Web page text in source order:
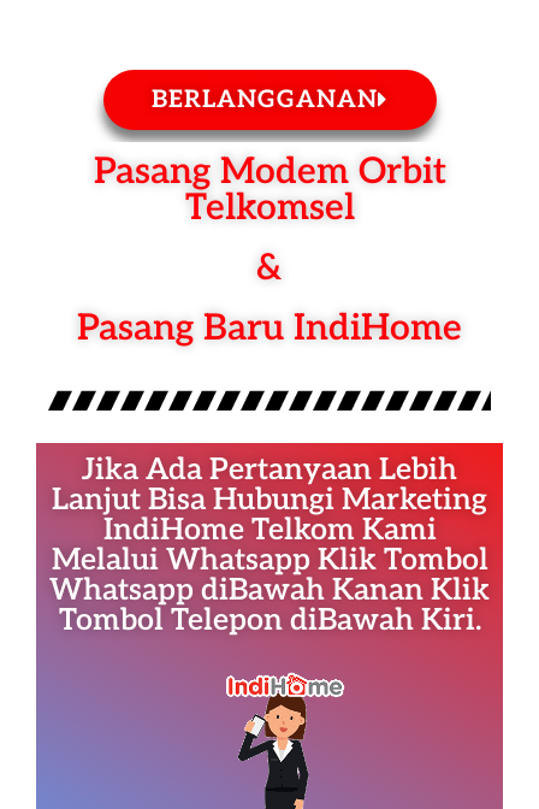
BERLANGGANAN
Pasang Modem Orbit
Telkomsel
&
Pasang Baru IndiHome
Jika Ada Pertanyaan Lebih
Lanjut Bisa Hubungi Marketing
IndiHome Telkom Kami
Melalui Whatsapp Klik Tombol
Whatsapp diBawah Kanan Klik
Tombol Telepon diBawah Kiri.